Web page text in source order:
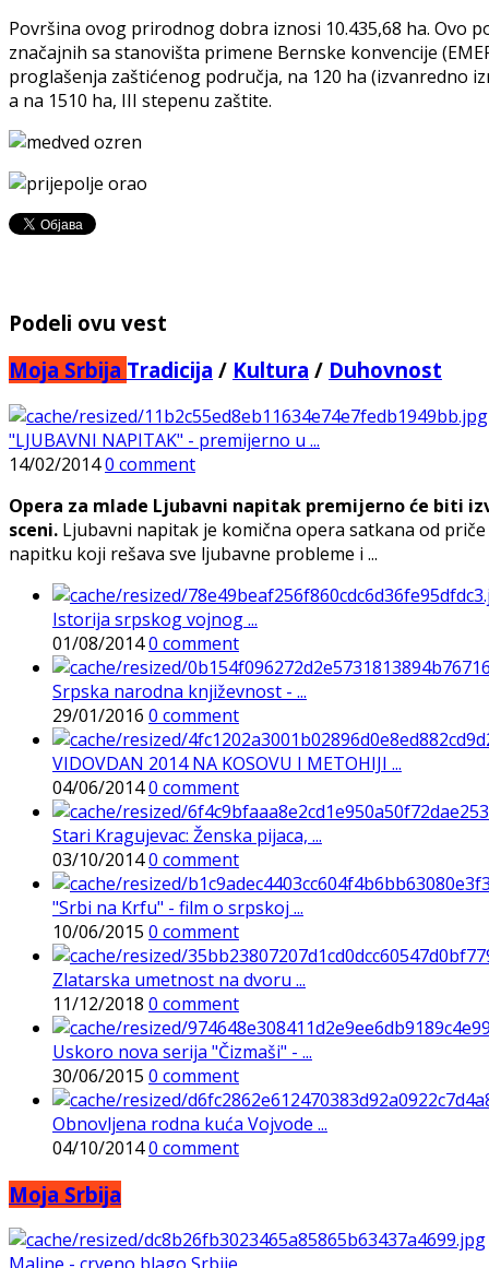
Površina ovog prirodnog dobra iznosi 10.435,68 ha.
značajnih sa stanovišta primene Bernske konvencije
proglašenja zaštićenog područja, na 120 ha (izvanredno
a na 1510 ha, III stepenu zaštite.
Podeli ovu vest
Moja Srbija Tradicija / Kultura / Duhovnost
"LJUBAVNI NAPITAK" - premijerno u ...
14/02/20140 comment
Opera za mlade Ljubavni napitak premijerno će biti
sceni. Ljubavni napitak je komična opera satkana od
napitku koji rešava sve ljubavne probleme i ...
Istorija srpskog vojnog ...
01/08/20140 comment
Srpska narodna književnost - ...
29/01/2016 0 comment
VIDOVDAN 2014 NA KOSOVU I METOHIJI ...
04/06/20140 comment
Stari Kragujevac: Ženska pijaca, ...
03/10/20140 comment
"Srbi na Krfu" - film o srpskoj ...
10/06/2015 0 comment
Zlatarska umetnost na dvoru ...
11/12/2018 0 comment
Uskoro nova serija "Čizmaši" - ...
30/06/2015 0 comment
Obnovljena rodna kuća Vojvode ...
04/10/20140 comment
Moja Srbija